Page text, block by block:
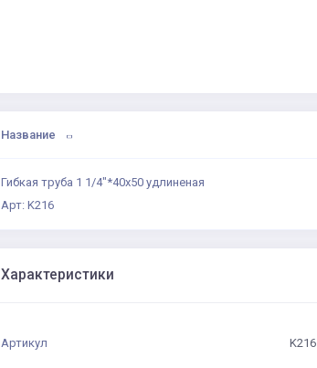
Название
Гибкая труба 1 1/4"*40х50 удлиненая
Арт: K216
Характеристики
Артикул K216